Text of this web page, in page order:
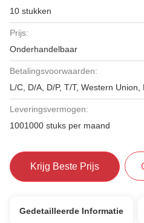
10 stukken
Prijs:
Onderhandelbaar
Betalingsvoorwaarden:
L/C, D/A, D/P, T/T, Western Union,
Leveringsvermogen:
1001000 stuks per maand
Krijg Beste Prijs
Gedetailleerde Informatie